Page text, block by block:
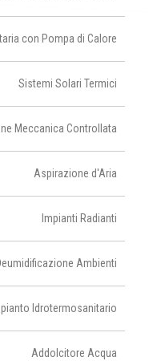
con Pompa di Calore
Sistemi Solari Termici
Meccanica Controllata
Aspirazione d'Aria
Impianti Radianti
Ambienti
Idrotermosanitario
Addolcitore Acqua